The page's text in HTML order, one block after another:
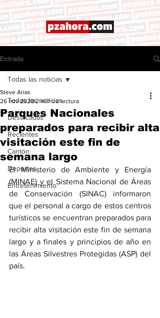
Entrada
Todas las noticias
Destacadas
Recientes
Cantón
Deportes
Entretenimiento
Todas las noticias
Parques Nacionales
preparados para recibir alta
visitación este fin de
semana largo
Steve Arias
26 nov 2020 2 min de lectura
El Ministerio de Ambiente y Energía
(MINAE) y el Sistema Nacional de Áreas
de Conservación (SINAC) informaron
que el personal a cargo de estos centros
turísticos se encuentran preparados para
recibir alta visitación este fin de semana
largo y a finales y principios de año en
las Áreas Silvestres Protegidas (ASP) del
país.